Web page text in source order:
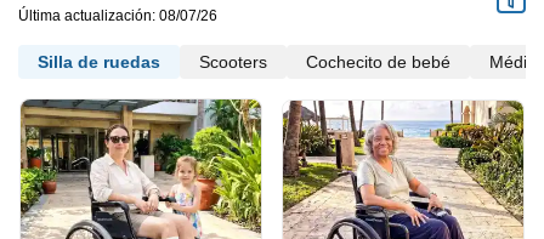
Última actualización: 08/07/26
Silla de ruedas Scooters Cochecito de bebé Médico